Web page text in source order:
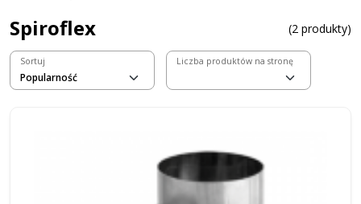
Spiroflex (2 produkty)
Sortuj Liczba produktów na stronę